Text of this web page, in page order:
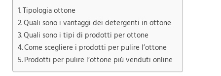
Tipologia ottone
Quali sono i vantaggi dei detergenti in ottone
Quali sono i tipi di prodotti per ottone
Come scegliere i prodotti per pulire l’ottone
Prodotti per pulire l’ottone più venduti online